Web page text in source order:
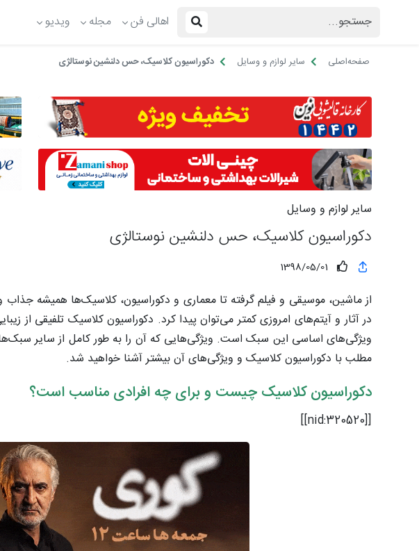
اهالی فن مجله ویدیو
صفحه‌اصلی سایر لوازم و وسایل دکوراسیون کلاسیک، حس دلنشین نوستالژی
سایر لوازم و وسایل
دکوراسیون کلاسیک، حس دلنشین نوستالژی
1398/05/01
از ماشین، موسیقی و فیلم گرفته تا معماری و دکوراسیون، کلاسیک‌ها همیشه
در آثار و آیتم‌های امروزی کمتر می‌توان پیدا کرد. دکوراسیون کلاسیک تلفیقی
ویژگی‌های اساسی این سبک است. ویژگی‌هایی که آن را به طور کامل از سایر
مطلب با دکوراسیون کلاسیک و ویژگی‌های آن بیشتر آشنا خواهید شد.
دکوراسیون کلاسیک چیست و برای چه افرادی مناسب است؟
[[nid:320520]]